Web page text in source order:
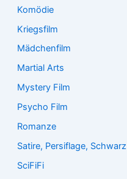
Komödie
Kriegsfilm
Mädchenfilm
Martial Arts
Mystery Film
Psycho Film
Romanze
Satire, Persiflage, Schwarz
SciFiFi